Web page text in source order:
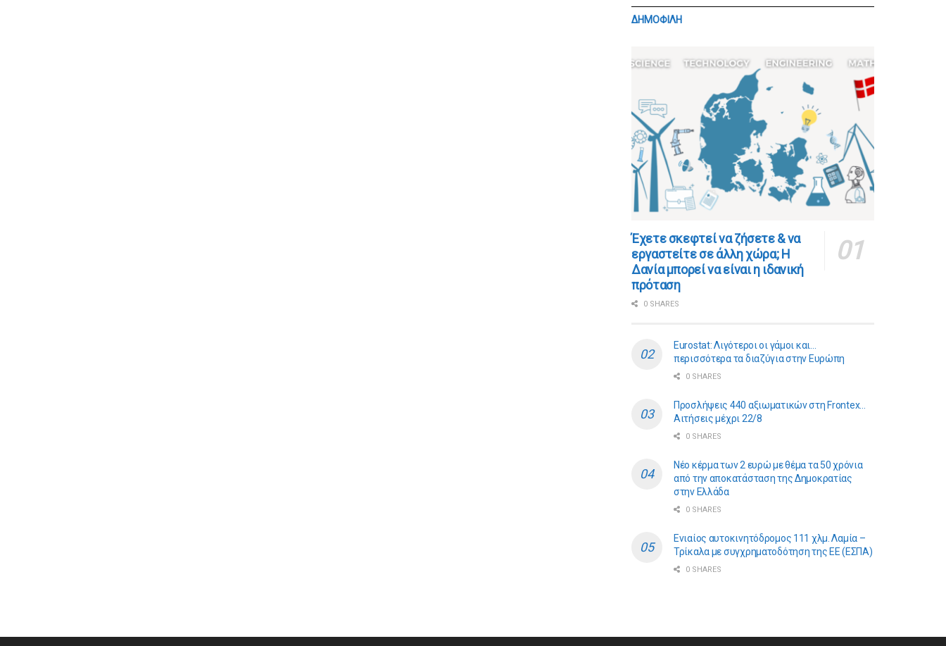
ΔΗΜΟΦΙΛΗ
​​Έχετε σκεφτεί να ζήσετε & να
εργαστείτε σε άλλη χώρα; Η
Δανία μπορεί να είναι η ιδανική
πρόταση
0 SHARES
Eurostat: Λιγότεροι οι γάμοι και…
περισσότερα τα διαζύγια στην Ευρώπη
0 SHARES
Προσλήψεις 440 αξιωματικών στη Frontex…
Αιτήσεις μέχρι 22/8
0 SHARES
Νέο κέρμα των 2 ευρώ με θέμα τα 50 χρόνια
από την αποκατάσταση της Δημοκρατίας
στην Ελλάδα
0 SHARES
Ενιαίος αυτοκινητόδρομος 111 χλμ. Λαμία –
Τρίκαλα με συγχρηματοδότηση της ΕE (ΕΣΠΑ)
0 SHARES